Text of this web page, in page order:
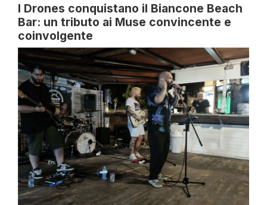
I Drones conquistano il Biancone Beach
Bar: un tributo ai Muse convincente e
coinvolgente